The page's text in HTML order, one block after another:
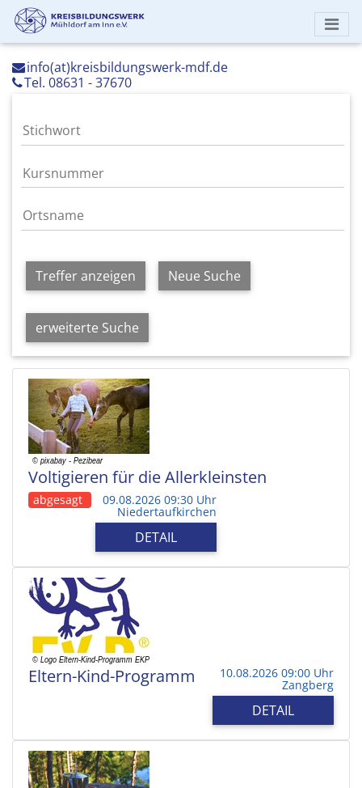
info(at)kreisbildungswerk-mdf.de
Tel. 08631 - 37670
Treffer anzeigen Neue Suche
erweiterte Suche
Voltigieren für die Allerkleinsten
abgesagt 09.08.2026 09:30 Uhr
Niedertaufkirchen
DETAIL
Eltern-Kind-Programm 10.08.2026 09:00 Uhr
Zangberg
DETAIL